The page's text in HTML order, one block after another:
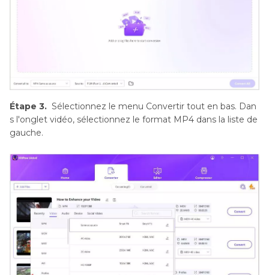
Étape 3. Sélectionnez le menu Convertir tout en bas. Dan
s l'onglet vidéo, sélectionnez le format MP4 dans la liste de
gauche.